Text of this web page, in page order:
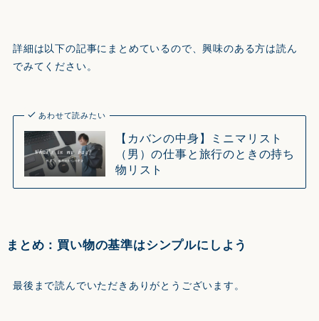
詳細は以下の記事にまとめているので、興味のある方は読ん
でみてください。
あわせて読みたい
【カバンの中身】ミニマリスト
（男）の仕事と旅行のときの持ち
物リスト
まとめ：買い物の基準はシンプルにしよう
最後まで読んでいただきありがとうございます。